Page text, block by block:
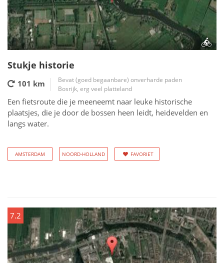
Stukje historie
101 km
Bevat (goed begaanbare) onverharde paden
Bosrijk, erg veel platteland
Een fietsroute die je meeneemt naar leuke historische
plaatsjes, die je door de bossen heen leidt, heidevelden en
langs water.
AMSTERDAM NOORD-HOLLAND FAVORIET
7.2